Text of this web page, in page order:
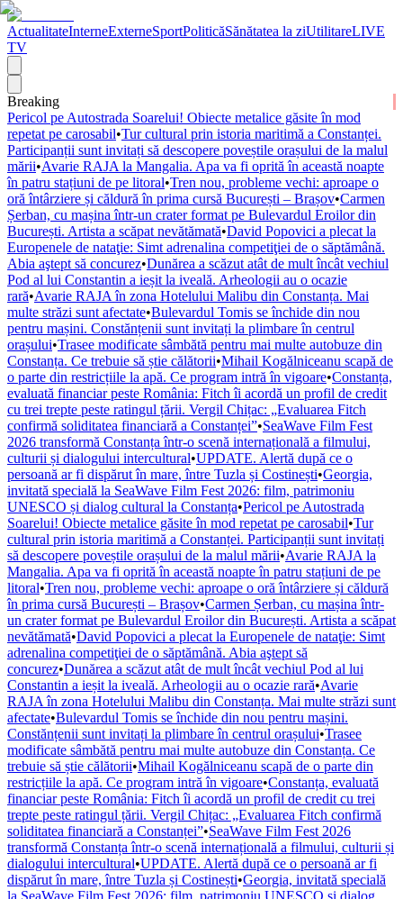
ActualitateInterneExterneSportPoliticăSănătatea la ziUtilitareLIVE
TV
Breaking
Pericol pe Autostrada Soarelui! Obiecte metalice găsite în mod
repetat pe carosabil•Tur cultural prin istoria maritimă a Constanței.
Participanții sunt invitați să descopere poveștile orașului de la malul
mării•Avarie RAJA la Mangalia. Apa va fi oprită în această noapte
în patru stațiuni de pe litoral•Tren nou, probleme vechi: aproape o
oră întârziere și căldură în prima cursă București – Brașov•Carmen
Șerban, cu mașina într-un crater format pe Bulevardul Eroilor din
București. Artista a scăpat nevătămată•David Popovici a plecat la
Europenele de nataţie: Simt adrenalina competiţiei de o săptămână.
Abia aştept să concurez•Dunărea a scăzut atât de mult încât vechiul
Pod al lui Constantin a ieșit la iveală. Arheologii au o ocazie
rară•Avarie RAJA în zona Hotelului Malibu din Constanța. Mai
multe străzi sunt afectate•Bulevardul Tomis se închide din nou
pentru mașini. Constănțenii sunt invitați la plimbare în centrul
orașului•Trasee modificate sâmbătă pentru mai multe autobuze din
Constanța. Ce trebuie să știe călătorii•Mihail Kogălniceanu scapă de
o parte din restricțiile la apă. Ce program intră în vigoare•Constanța,
evaluată financiar peste România: Fitch îi acordă un profil de credit
cu trei trepte peste ratingul țării. Vergil Chițac: „Evaluarea Fitch
confirmă soliditatea financiară a Constanței”•SeaWave Film Fest
2026 transformă Constanța într-o scenă internațională a filmului,
culturii și dialogului intercultural•UPDATE. Alertă după ce o
persoană ar fi dispărut în mare, între Tuzla și Costinești•Georgia,
invitată specială la SeaWave Film Fest 2026: film, patrimoniu
UNESCO și dialog cultural la Constanța•Pericol pe Autostrada
Soarelui! Obiecte metalice găsite în mod repetat pe carosabil•Tur
cultural prin istoria maritimă a Constanței. Participanții sunt invitați
să descopere poveștile orașului de la malul mării•Avarie RAJA la
Mangalia. Apa va fi oprită în această noapte în patru stațiuni de pe
litoral•Tren nou, probleme vechi: aproape o oră întârziere și căldură
în prima cursă București – Brașov•Carmen Șerban, cu mașina într-
un crater format pe Bulevardul Eroilor din București. Artista a scăpat
nevătămată•David Popovici a plecat la Europenele de nataţie: Simt
adrenalina competiţiei de o săptămână. Abia aştept să
concurez•Dunărea a scăzut atât de mult încât vechiul Pod al lui
Constantin a ieșit la iveală. Arheologii au o ocazie rară•Avarie
RAJA în zona Hotelului Malibu din Constanța. Mai multe străzi sunt
afectate•Bulevardul Tomis se închide din nou pentru mașini.
Constănțenii sunt invitați la plimbare în centrul orașului•Trasee
modificate sâmbătă pentru mai multe autobuze din Constanța. Ce
trebuie să știe călătorii•Mihail Kogălniceanu scapă de o parte din
restricțiile la apă. Ce program intră în vigoare•Constanța, evaluată
financiar peste România: Fitch îi acordă un profil de credit cu trei
trepte peste ratingul țării. Vergil Chițac: „Evaluarea Fitch confirmă
soliditatea financiară a Constanței”•SeaWave Film Fest 2026
transformă Constanța într-o scenă internațională a filmului, culturii și
dialogului intercultural•UPDATE. Alertă după ce o persoană ar fi
dispărut în mare, între Tuzla și Costinești•Georgia, invitată specială
la SeaWave Film Fest 2026: film, patrimoniu UNESCO și dialog